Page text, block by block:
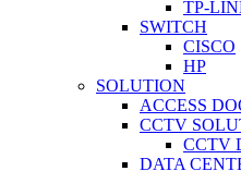
TP-
SWITCH
CISCO
HP
SOLUTION
ACCESS
CCTV
CCTV
DATA